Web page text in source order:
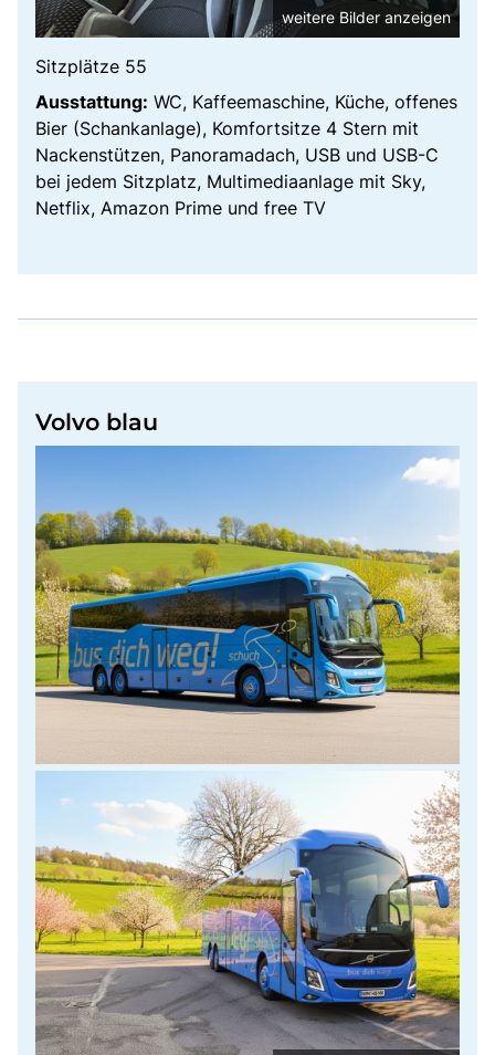
weitere Bilder anzeigen
Sitzplätze 55
Ausstattung: WC, Kaffeemaschine, Küche, offenes
Bier (Schankanlage), Komfortsitze 4 Stern mit
Nackenstützen, Panoramadach, USB und USB-C
bei jedem Sitzplatz, Multimediaanlage mit Sky,
Netflix, Amazon Prime und free TV
Volvo blau